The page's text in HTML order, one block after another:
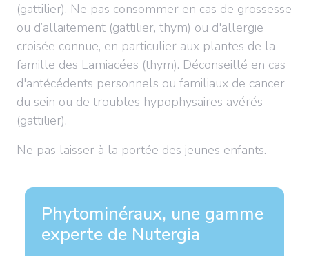
(gattilier). Ne pas consommer en cas de grossesse
ou d’allaitement (gattilier, thym) ou d'allergie
croisée connue, en particulier aux plantes de la
famille des Lamiacées (thym). Déconseillé en cas
d'antécédents personnels ou familiaux de cancer
du sein ou de troubles hypophysaires avérés
(gattilier).
Ne pas laisser à la portée des jeunes enfants.
Phytominéraux, une gamme
experte de Nutergia